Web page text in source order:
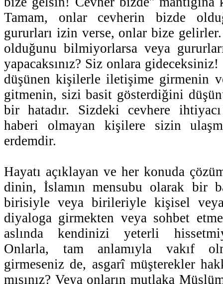
Tamam, onlar cevherin bizde
gururları izin verse, onlar bize
olduğunu bilmiyorlarsa veya
yapacaksınız? Siz onlara
düşünen kişilerle iletişime girmenin
gitmenin, sizi basit gösterdiğini
bir hatadır. Sizdeki cevhere
haberi olmayan kişilere sizin
erdemdir.
Hayatı açıklayan ve her konuda
dinin, İslamın mensubu olarak bir
birisiyle veya birileriyle kişisel
diyaloga girmekten veya sohbet
aslında kendinizi yeterli
Onlarla, tam anlamıyla vakıf
girmeseniz de, asgarî müşterekler
mısınız? Veya onların mutlaka